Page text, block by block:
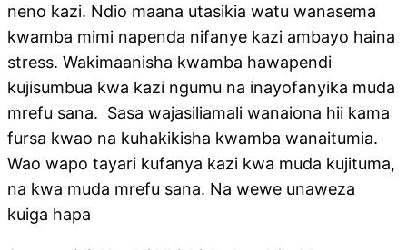
neno kazi. Ndio maana utasikia watu wanasema
kwamba mimi napenda nifanye kazi ambayo haina
stress. Wakimaanisha kwamba hawapendi
kujisumbua kwa kazi ngumu na inayofanyika muda
mrefu sana. Sasa wajasiliamali wanaiona hii kama
fursa kwao na kuhakikisha kwamba wanaitumia.
Wao wapo tayari kufanya kazi kwa muda kujituma,
na kwa muda mrefu sana. Na wewe unaweza
kuiga hapa